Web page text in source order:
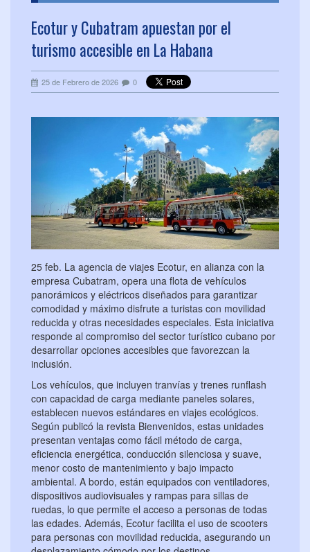
Ecotur y Cubatram apuestan por el
turismo accesible en La Habana
25 de Febrero de 2026 0
25 feb. La agencia de viajes Ecotur, en alianza con la
empresa Cubatram, opera una flota de vehículos
panorámicos y eléctricos diseñados para garantizar
comodidad y máximo disfrute a turistas con movilidad
reducida y otras necesidades especiales. Esta iniciativa
responde al compromiso del sector turístico cubano por
desarrollar opciones accesibles que favorezcan la
inclusión.
Los vehículos, que incluyen tranvías y trenes runflash
con capacidad de carga mediante paneles solares,
establecen nuevos estándares en viajes ecológicos.
Según publicó la revista Bienvenidos, estas unidades
presentan ventajas como fácil método de carga,
eficiencia energética, conducción silenciosa y suave,
menor costo de mantenimiento y bajo impacto
ambiental. A bordo, están equipados con ventiladores,
dispositivos audiovisuales y rampas para sillas de
ruedas, lo que permite el acceso a personas de todas
las edades. Además, Ecotur facilita el uso de scooters
para personas con movilidad reducida, asegurando un